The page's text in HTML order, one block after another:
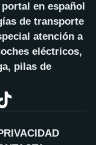
en español
de transporte
atención a
eléctricos,
pilas de